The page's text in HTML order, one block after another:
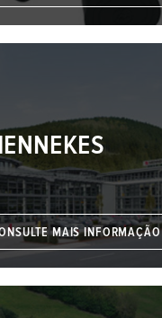
MAIS INFORMAÇÃO